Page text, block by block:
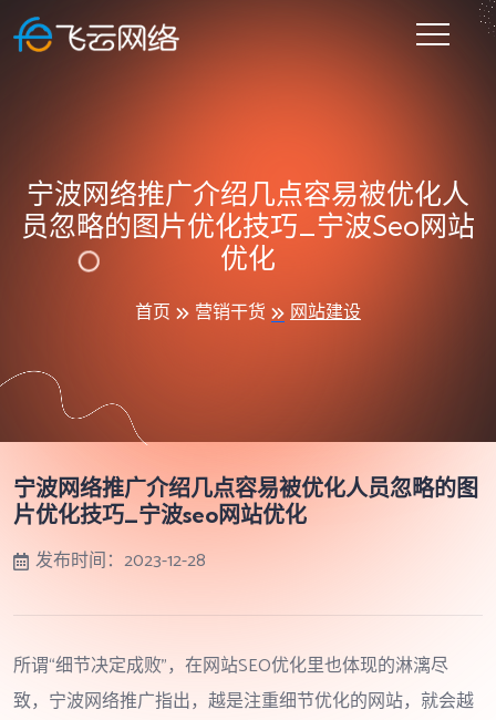
宁波网络推广介绍几点容易被优化人
员忽略的图片优化技巧_宁波seo网站
优化
首页 营销干货 网站建设
宁波网络推广介绍几点容易被优化人员忽略的图
片优化技巧_宁波seo网站优化
发布时间： 2023-12-28
所谓“细节决定成败”，在网站SEO优化里也体现的淋漓尽
致，宁波网络推广指出，越是注重细节优化的网站，就会越